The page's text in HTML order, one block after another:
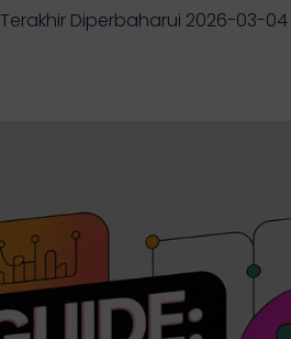
Terakhir Diperbaharui 2026-03-04